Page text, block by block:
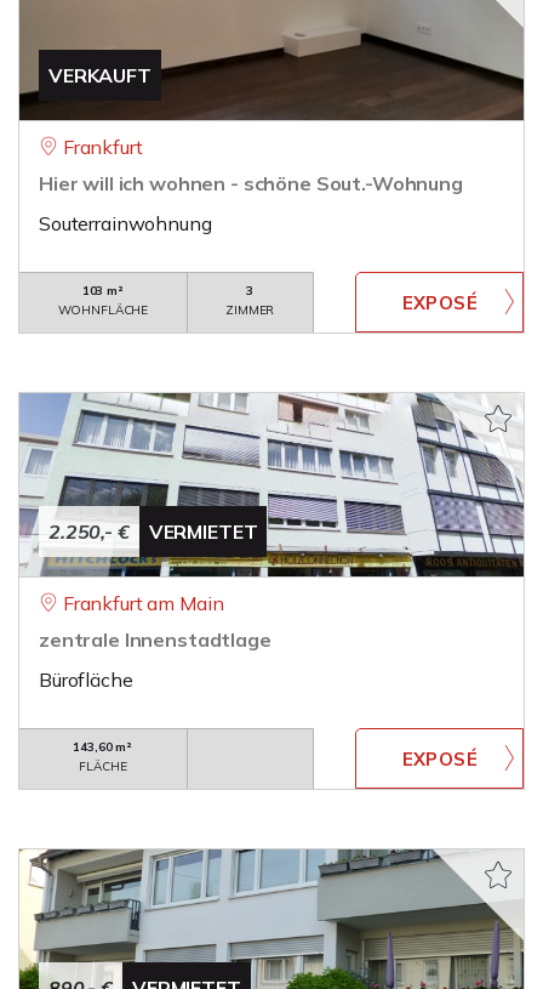
VERKAUFT
Frankfurt
Hier will ich wohnen - schöne Sout.-Wohnung
Souterrainwohnung
103 m²
WOHNFLÄCHE
3
ZIMMER
2.250,- € VERMIETET
Frankfurt am Main
zentrale Innenstadtlage
Bürofläche
143,60 m²
FLÄCHE